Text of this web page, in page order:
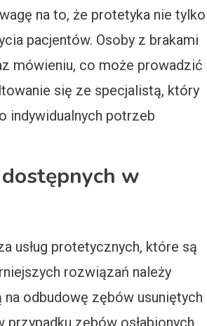
na to, że protetyka nie tylko
pacjentów. Osoby z brakami
mówieniu, co może prowadzić
się ze specjalistą, który
indywidualnych potrzeb
w
usług protetycznych, które są
rozwiązań należy
odbudowę zębów usuniętych
zębów osłabionych,